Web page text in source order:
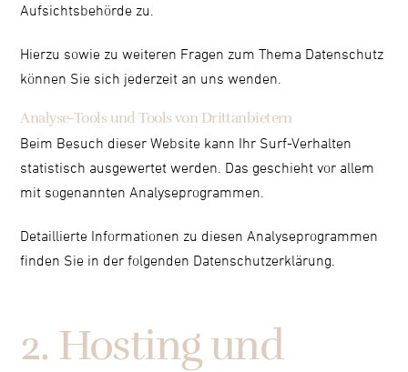
Aufsichtsbehörde zu.
Hierzu sowie zu weiteren Fragen zum Thema Datenschutz
können Sie sich jederzeit an uns wenden.
Analyse-Tools und Tools von Dritt­anbietern
Beim Besuch dieser Website kann Ihr Surf-Verhalten
statistisch ausgewertet werden. Das geschieht vor allem
mit sogenannten Analyseprogrammen.
Detaillierte Informationen zu diesen Analyseprogrammen
finden Sie in der folgenden Datenschutzerklärung.
2. Hosting und